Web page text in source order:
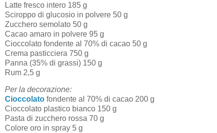
Latte fresco intero 185 g
Sciroppo di glucosio in polvere 50 g
Zucchero semolato 50 g
Cacao amaro in polvere 95 g
Cioccolato fondente al 70% di cacao 50 g
Crema pasticciera 750 g
Panna (35% di grassi) 150 g
Rum 2,5 g
Per la decorazione:
Cioccolato fondente al 70% di cacao 200 g
Cioccolato plastico bianco 150 g
Pasta di zucchero rossa 70 g
Colore oro in spray 5 g